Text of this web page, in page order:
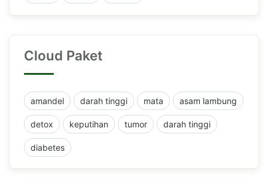
Cloud Paket
amandel darah tinggi mata asam lambung
detox keputihan tumor darah tinggi
diabetes